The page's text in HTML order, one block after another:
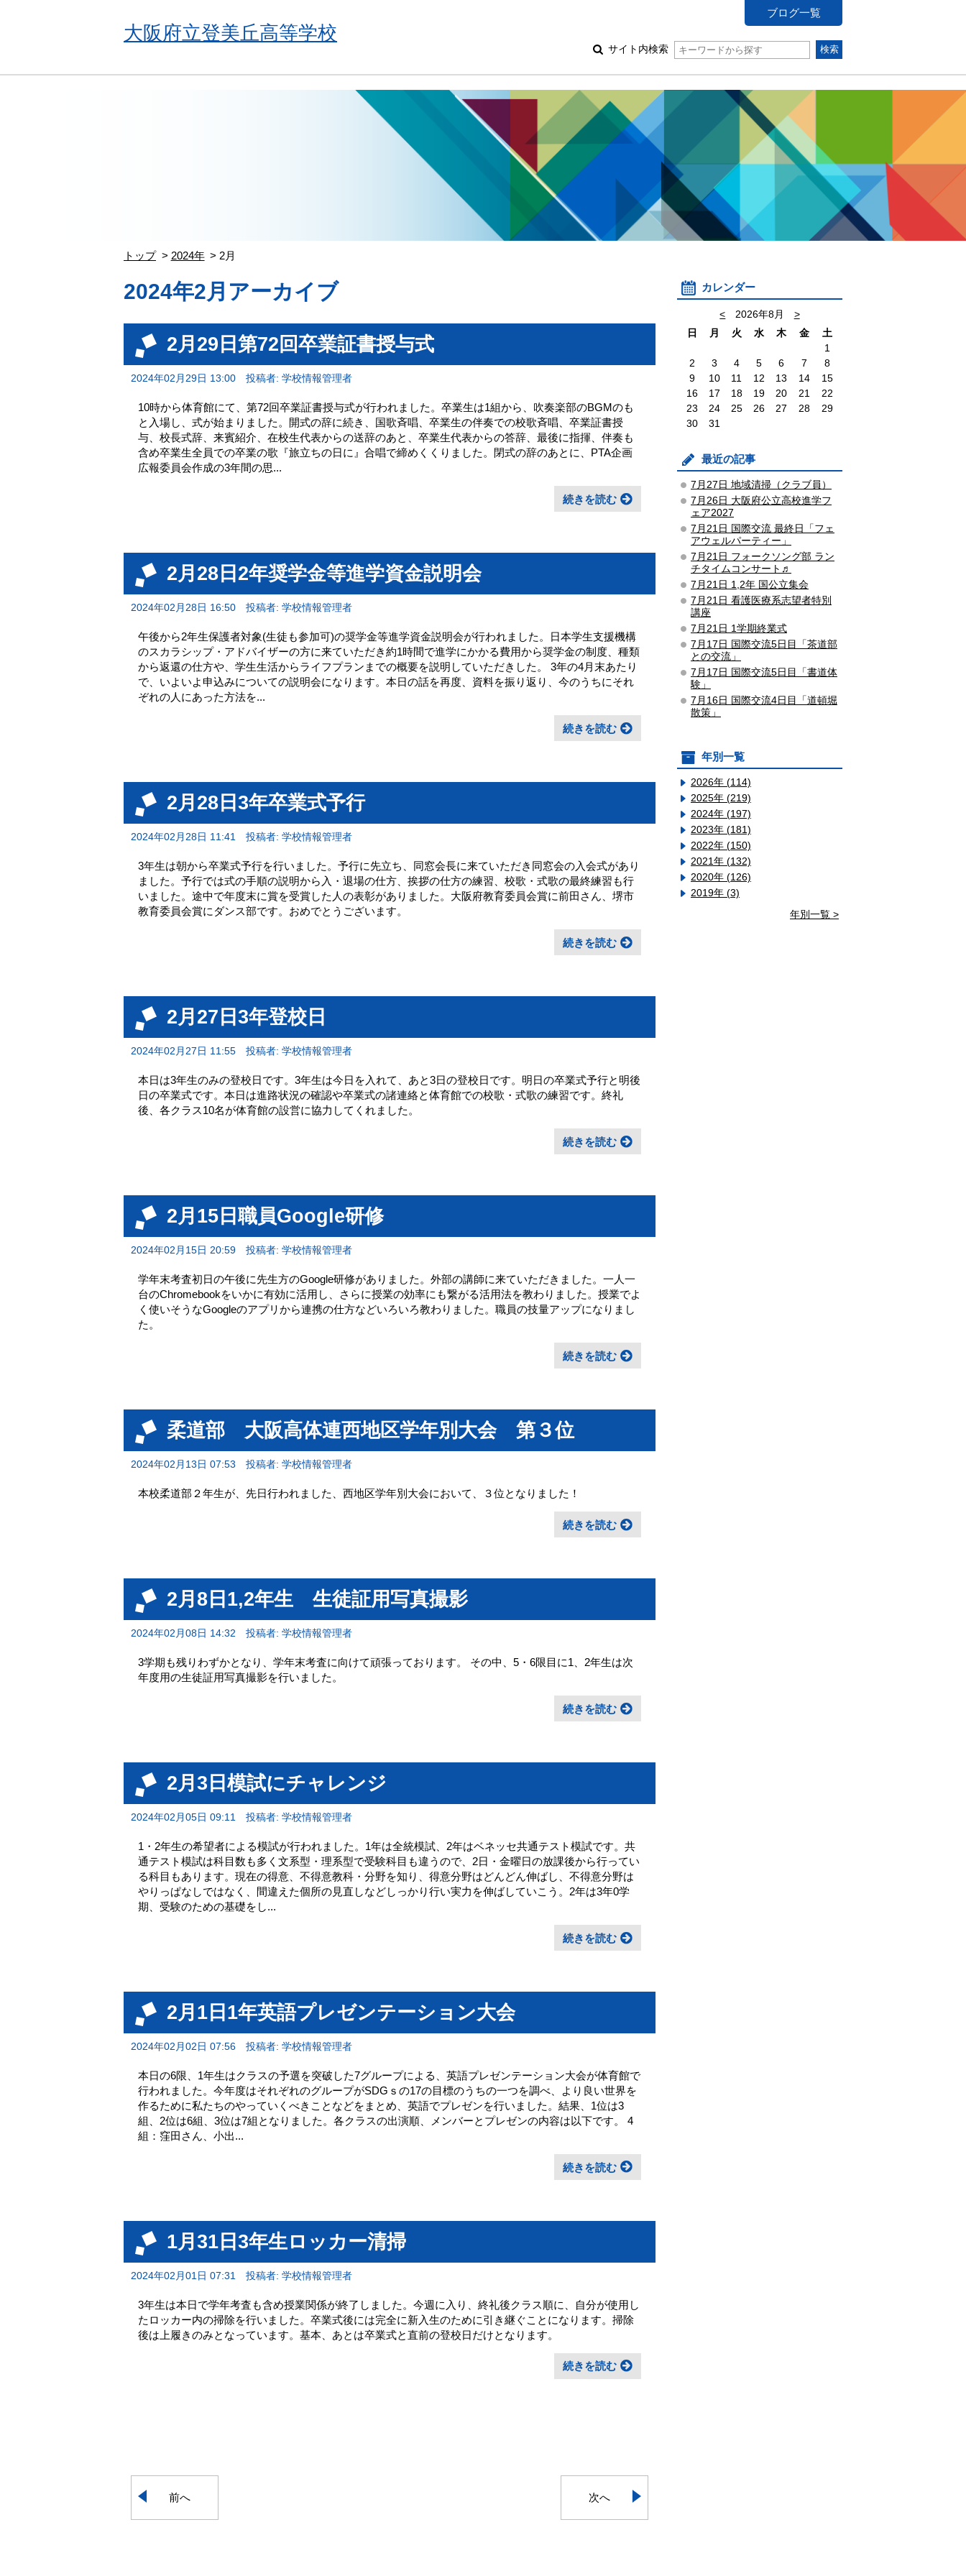
大阪府立登美丘高等学校
ブログ一覧
サイト内検索
トップ 2024年 2月
2024年2月アーカイブ
2月29日第72回卒業証書授与式
2024年02月29日 13:00 投稿者: 学校情報管理者
10時から体育館にて、第72回卒業証書授与式が行われました。卒業生は1組から、吹奏楽部のBGMのも
と入場し、式が始まりました。開式の辞に続き、国歌斉唱、卒業生の伴奏での校歌斉唱、卒業証書授
与、校長式辞、来賓紹介、在校生代表からの送辞のあと、卒業生代表からの答辞、最後に指揮、伴奏も
含め卒業生全員での卒業の歌『旅立ちの日に』合唱で締めくくりました。閉式の辞のあとに、PTA企画
広報委員会作成の3年間の思...
続きを読む
2月28日2年奨学金等進学資金説明会
2024年02月28日 16:50 投稿者: 学校情報管理者
午後から2年生保護者対象(生徒も参加可)の奨学金等進学資金説明会が行われました。日本学生支援機構
のスカラシップ・アドバイザーの方に来ていただき約1時間で進学にかかる費用から奨学金の制度、種類
から返還の仕方や、学生生活からライフプランまでの概要を説明していただきした。 3年の4月末あたり
で、いよいよ申込みについての説明会になります。本日の話を再度、資料を振り返り、今のうちにそれ
ぞれの人にあった方法を...
続きを読む
2月28日3年卒業式予行
2024年02月28日 11:41 投稿者: 学校情報管理者
3年生は朝から卒業式予行を行いました。予行に先立ち、同窓会長に来ていただき同窓会の入会式があり
ました。予行では式の手順の説明から入・退場の仕方、挨拶の仕方の練習、校歌・式歌の最終練習も行
いました。途中で年度末に賞を受賞した人の表彰がありました。大阪府教育委員会賞に前田さん、堺市
教育委員会賞にダンス部です。おめでとうございます。
続きを読む
2月27日3年登校日
2024年02月27日 11:55 投稿者: 学校情報管理者
本日は3年生のみの登校日です。3年生は今日を入れて、あと3日の登校日です。明日の卒業式予行と明後
日の卒業式です。本日は進路状況の確認や卒業式の諸連絡と体育館での校歌・式歌の練習です。終礼
後、各クラス10名が体育館の設営に協力してくれました。
続きを読む
2月15日職員Google研修
2024年02月15日 20:59 投稿者: 学校情報管理者
学年末考査初日の午後に先生方のGoogle研修がありました。外部の講師に来ていただきました。一人一
台のChromebookをいかに有効に活用し、さらに授業の効率にも繋がる活用法を教わりました。授業でよ
く使いそうなGoogleのアプリから連携の仕方などいろいろ教わりました。職員の技量アップになりまし
た。
続きを読む
柔道部 大阪高体連西地区学年別大会 第３位
2024年02月13日 07:53 投稿者: 学校情報管理者
本校柔道部２年生が、先日行われました、西地区学年別大会において、３位となりました！
続きを読む
2月8日1,2年生 生徒証用写真撮影
2024年02月08日 14:32 投稿者: 学校情報管理者
3学期も残りわずかとなり、学年末考査に向けて頑張っております。 その中、5・6限目に1、2年生は次
年度用の生徒証用写真撮影を行いました。
続きを読む
2月3日模試にチャレンジ
2024年02月05日 09:11 投稿者: 学校情報管理者
1・2年生の希望者による模試が行われました。1年は全統模試、2年はベネッセ共通テスト模試です。共
通テスト模試は科目数も多く文系型・理系型で受験科目も違うので、2日・金曜日の放課後から行ってい
る科目もあります。現在の得意、不得意教科・分野を知り、得意分野はどんどん伸ばし、不得意分野は
やりっぱなしではなく、間違えた個所の見直しなどしっかり行い実力を伸ばしていこう。2年は3年0学
期、受験のための基礎をし...
続きを読む
2月1日1年英語プレゼンテーション大会
2024年02月02日 07:56 投稿者: 学校情報管理者
本日の6限、1年生はクラスの予選を突破した7グループによる、英語プレゼンテーション大会が体育館で
行われました。今年度はそれぞれのグループがSDGｓの17の目標のうちの一つを調べ、より良い世界を
作るために私たちのやっていくべきことなどをまとめ、英語でプレゼンを行いました。結果、1位は3
組、2位は6組、3位は7組となりました。各クラスの出演順、メンバーとプレゼンの内容は以下です。 4
組：窪田さん、小出...
続きを読む
1月31日3年生ロッカー清掃
2024年02月01日 07:31 投稿者: 学校情報管理者
3年生は本日で学年考査も含め授業関係が終了しました。今週に入り、終礼後クラス順に、自分が使用し
たロッカー内の掃除を行いました。卒業式後には完全に新入生のために引き継ぐことになります。掃除
後は上履きのみとなっています。基本、あとは卒業式と直前の登校日だけとなります。
続きを読む
前へ 次へ
カレンダー
< 2026年8月
>
日
月 火 水 木 金
土
1
2
3 4 5 6 7
8
9
10 11 12 13 14
15
16
17 18 19 20 21
22
23
24 25 26 27 28
29
30
31
最近の記事
7月27日 地域清掃（クラブ員）
7月26日 大阪府公立高校進学フ
ェア2027
7月21日 国際交流 最終日「フェ
アウェルパーティー」
7月21日 フォークソング部 ラン
チタイムコンサート♬
7月21日 1,2年 国公立集会
7月21日 看護医療系志望者特別
講座
7月21日 1学期終業式
7月17日 国際交流5日目「茶道部
との交流」
7月17日 国際交流5日目「書道体
験」
7月16日 国際交流4日目「道頓堀
散策」
年別一覧
2026年 (114)
2025年 (219)
2024年 (197)
2023年 (181)
2022年 (150)
2021年 (132)
2020年 (126)
2019年 (3)
年別一覧 >